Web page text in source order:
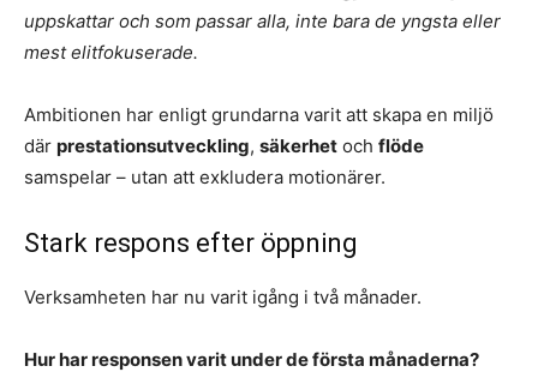
uppskattar och som passar alla, inte bara de yngsta eller
mest elitfokuserade.
Ambitionen har enligt grundarna varit att skapa en miljö
där prestationsutveckling, säkerhet och flöde
samspelar – utan att exkludera motionärer.
Stark respons efter öppning
Verksamheten har nu varit igång i två månader.
Hur har responsen varit under de första månaderna?